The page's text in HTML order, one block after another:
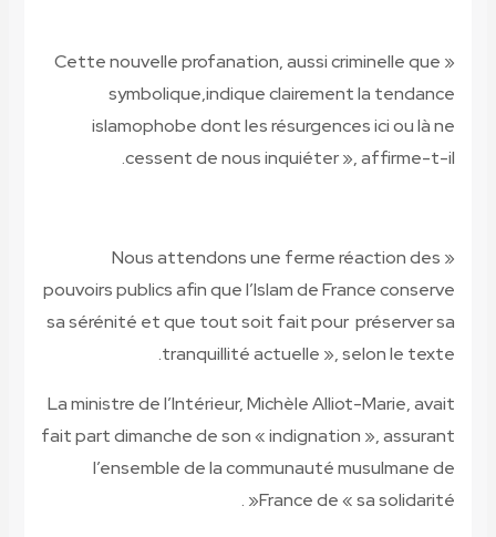
«
Cette nouvelle profanation, aussi criminelle que
symbolique,indique clairement la tendance
islamophobe dont les résurgences ici ou là ne
cessent de nous inquiéter », affirme-t-il
.
«
Nous attendons une ferme réaction des
pouvoirs publics afin que l’Islam de France conserve
sa sérénité et que tout soit fait pour préserver sa
tranquillité actuelle », selon le texte
.
La ministre de l’Intérieur, Michèle Alliot-Marie, avait
fait part dimanche de son « indignation », assurant
l’ensemble de la communauté musulmane de
France de « sa solidarité
« .